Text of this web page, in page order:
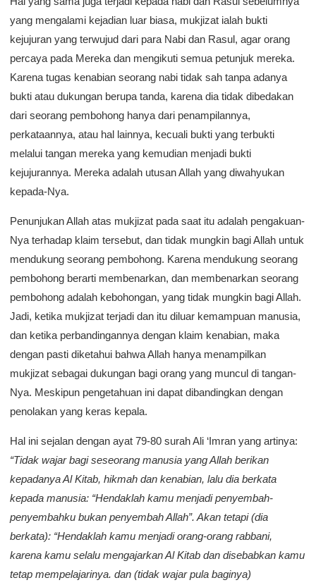
yang mengalami kejadian luar biasa, mukjizat ialah bukti
kejujuran yang terwujud dari para Nabi dan Rasul, agar orang
percaya pada Mereka dan mengikuti semua petunjuk mereka.
Karena tugas kenabian seorang nabi tidak sah tanpa adanya
bukti atau dukungan berupa tanda, karena dia tidak dibedakan
dari seorang pembohong hanya dari penampilannya,
perkataannya, atau hal lainnya, kecuali bukti yang terbukti
melalui tangan mereka yang kemudian menjadi bukti
kejujurannya. Mereka adalah utusan Allah yang diwahyukan
kepada-Nya.
Penunjukan Allah atas mukjizat pada saat itu adalah pengakuan-
Nya terhadap klaim tersebut, dan tidak mungkin bagi Allah untuk
mendukung seorang pembohong. Karena mendukung seorang
pembohong berarti membenarkan, dan membenarkan seorang
pembohong adalah kebohongan, yang tidak mungkin bagi Allah.
Jadi, ketika mukjizat terjadi dan itu diluar kemampuan manusia,
dan ketika perbandingannya dengan klaim kenabian, maka
dengan pasti diketahui bahwa Allah hanya menampilkan
mukjizat sebagai dukungan bagi orang yang muncul di tangan-
Nya. Meskipun pengetahuan ini dapat dibandingkan dengan
penolakan yang keras kepala.
Hal ini sejalan dengan ayat 79-80 surah Ali ‘Imran yang artinya:
“Tidak wajar bagi seseorang manusia yang Allah berikan
kepadanya Al Kitab, hikmah dan kenabian, lalu dia berkata
kepada manusia: “Hendaklah kamu menjadi penyembah-
penyembahku bukan penyembah Allah”. Akan tetapi (dia
berkata): “Hendaklah kamu menjadi orang-orang rabbani,
karena kamu selalu mengajarkan Al Kitab dan disebabkan kamu
tetap mempelajarinya. dan (tidak wajar pula baginya)